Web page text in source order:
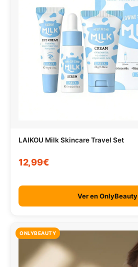
LAIKOU Milk Skincare Travel Set
12,99€
Ver en OnlyBeauty
ONLYBEAUTY